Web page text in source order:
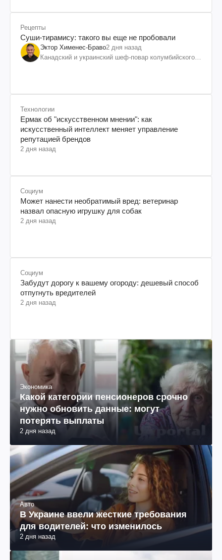
Рецепты
Суши-тирамису: такого вы еще не пробовали
Эктор Хименес-Браво2 дня назад
Канадский и украинский шеф-повар колумбийского
Технологии
Ермак об "искусственном мнении": как
искусственный интеллект меняет управление
репутацией брендов
2 дня назад
Социум
Может нанести необратимый вред: ветеринар
назвал опасную игрушку для собак
2 дня назад
Социум
Забудут дорогу к вашему огороду: дешевый способ
отпугнуть вредителей
2 дня назад
Экономика
Какой категории пенсионеров срочно
нужно обновить данные: могут
потерять выплаты
2 дня назад
Авто
В Украине ввели жесткие требования
для водителей: что изменилось
2 дня назад